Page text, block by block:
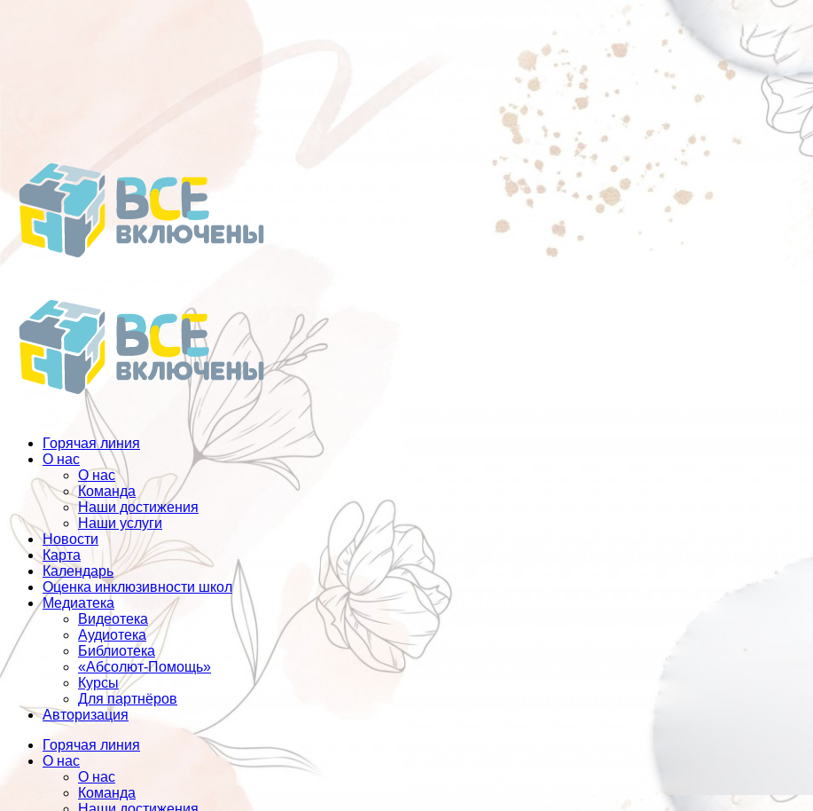
Горячая линия
О нас
О нас
Команда
Наши достижения
Наши услуги
Новости
Карта
Календарь
Оценка инклюзивности школ
Медиатека
Видеотека
Аудиотека
Библиотека
«Абсолют-Помощь»
Курсы
Для партнёров
Авторизация
Горячая линия
О нас
О нас
Команда